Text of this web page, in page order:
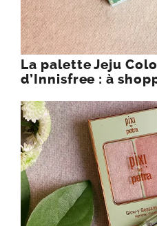
La palette Jeju
d’Innisfree : à